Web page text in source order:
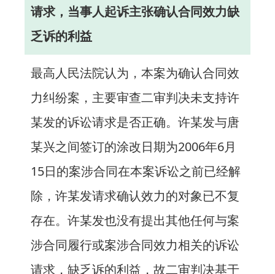
请求，当事人起诉主张确认合同效力缺
乏诉的利益
最高人民法院认为，本案为确认合同效
力纠纷案，主要审查二审判决未支持许
某发的诉讼请求是否正确。许某发与唐
某兴之间签订的涂改日期为2006年6月
15日的案涉合同在本案诉讼之前已经解
除，许某发请求确认效力的对象已不复
存在。许某发也没有提出其他任何与案
涉合同履行或案涉合同效力相关的诉讼
请求，缺乏诉的利益，故二审判决基于